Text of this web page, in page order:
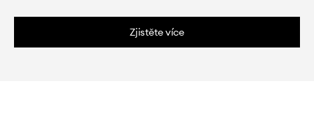
Zjistěte více